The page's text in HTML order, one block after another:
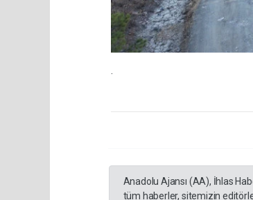
.
Anadolu Ajansı (AA), İhlas
tüm haberler, sitemizin